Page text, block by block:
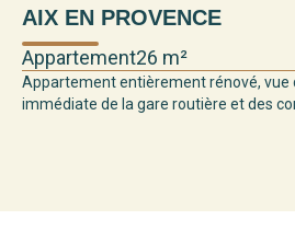
AIX EN PROVENCE
Appartement26 m²
Appartement entièrement rénové, vue
immédiate de la gare routière et des